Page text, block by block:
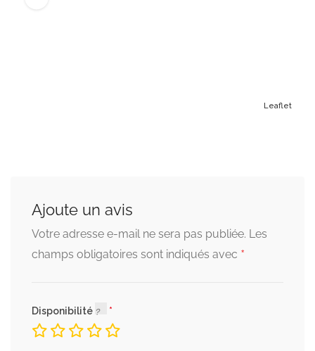
Leaflet
Ajoute un avis
Votre adresse e-mail ne sera pas publiée. Les
champs obligatoires sont indiqués avec *
Disponibilité